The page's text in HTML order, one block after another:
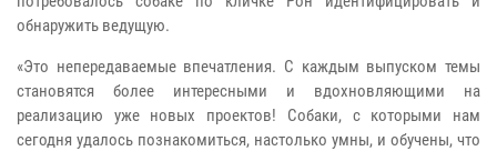
обнаружить ведущую.
«Это непередаваемые впечатления. С каждым выпуском темы
становятся более интересными и вдохновляющими на
реализацию уже новых проектов! Собаки, с которыми нам
сегодня удалось познакомиться, настолько умны, и обучены, что